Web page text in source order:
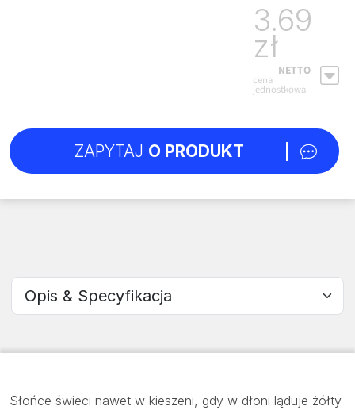
Słońce świeci nawet w kieszeni, gdy w dłoni ląduje żółty
Wybierz sekcję
3.69
zł
NETTO
cena
jednostkowa
ZAPYTAJ O PRODUKT